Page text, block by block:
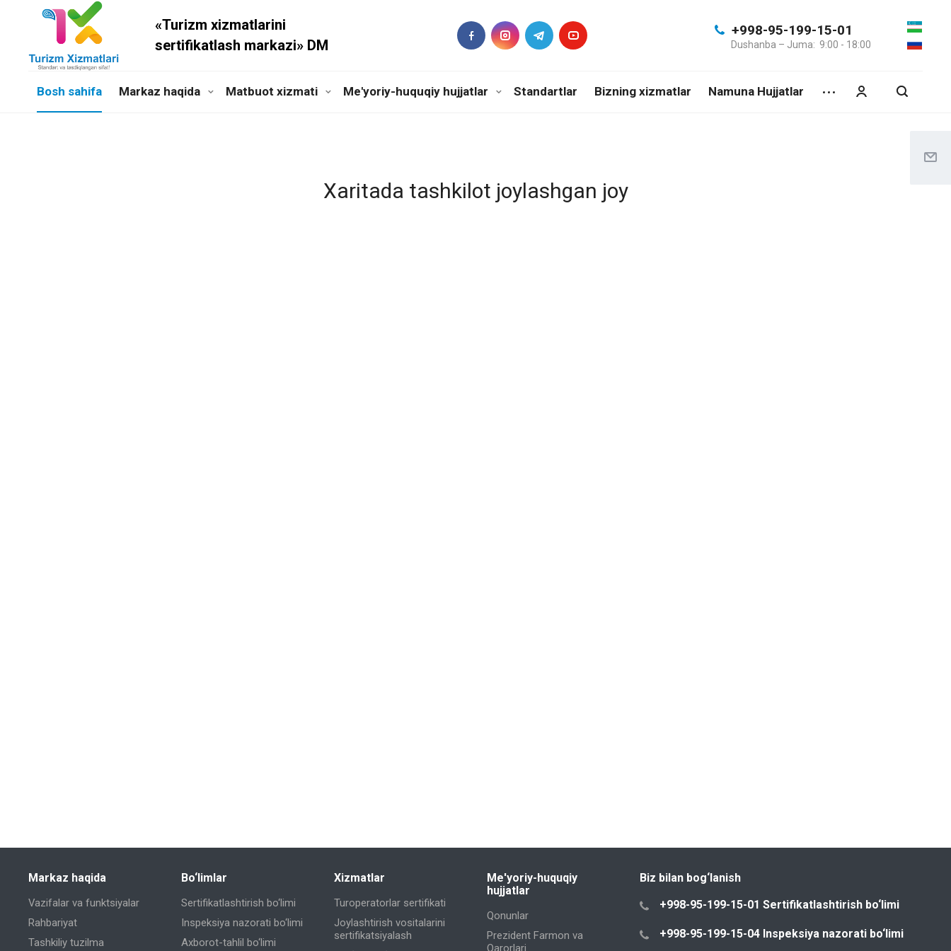
«Turizm xizmatlarini
sertifikatlash markazi» DM
+998-95-199-15-01
Dushanba – Juma: 9:00 - 18:00
Bosh sahifa Markaz haqida Matbuot xizmati Me'yoriy-huquqiy hujjatlar Standartlar Bizning xizmatlar Namuna Hujjatlar
Xaritada tashkilot joylashgan joy
Markaz haqida
Vazifalar va funktsiyalar
Rahbariyat
Tashkiliy tuzilma
Bo‘limlar
Sertifikatlashtirish bo‘limi
Inspeksiya nazorati bo‘limi
Axborot-tahlil bo‘limi
Xizmatlar
Turoperatorlar sertifikati
Joylashtirish vositalarini
sertifikatsiyalash
Me'yoriy-huquqiy
hujjatlar
Qonunlar
Prezident Farmon va
Qarorlari
Biz bilan bog‘lanish
+998-95-199-15-01 Sertifikatlashtirish bo‘limi
+998-95-199-15-04 Inspeksiya nazorati bo‘limi